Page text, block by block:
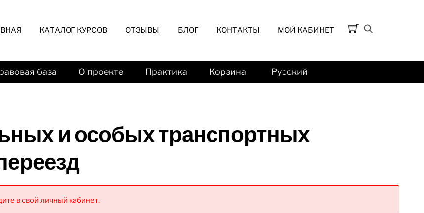
КАТАЛОГ КУРСОВ ОТЗЫВЫ БЛОГ КОНТАКТЫ МОЙ КАБИНЕТ
база О проекте Практика Корзина Русский
и особых транспортных
в свой личный кабинет.